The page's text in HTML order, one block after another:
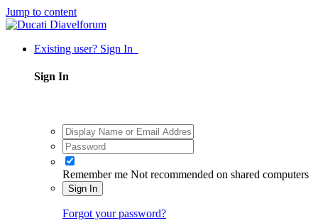
Jump to content
Existing user? Sign In
Sign In
Remember me Not recommended on shared computers
Sign In
Forgot your password?